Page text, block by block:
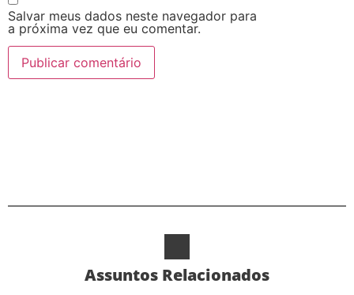
Salvar meus dados neste navegador para
a próxima vez que eu comentar.
Assuntos Relacionados